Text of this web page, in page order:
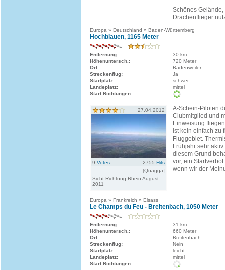
Schönes Gelände,
Drachenflieger
Europa » Deutschland » Baden-Württemberg
Hochblauen, 1165 Meter
Entfernung:
30 km
Höhenuntersch.:
720 Meter
Ort:
Badenweiler
Streckenflug:
Ja
Startplatz:
schwer
Landeplatz:
mittel
Start Richtungen:
27.04.2012
9 Votes 2755 Hits
[Quagga]
Sicht Richtung Rhein August
2011
A-Schein-Piloten
Clubmitglied und
Einweisung
ist kein einfach zu
Fluggebiet.
Frühjahr sehr aktiv
diesem Grund
vor, ein
wenn wir der
Europa » Frankreich » Elsass
Le Champs du Feu - Breitenbach, 1050 Meter
Entfernung:
31 km
Höhenuntersch.:
660 Meter
Ort:
Breitenbach
Streckenflug:
Nein
Startplatz:
leicht
Landeplatz:
mittel
Start Richtungen: